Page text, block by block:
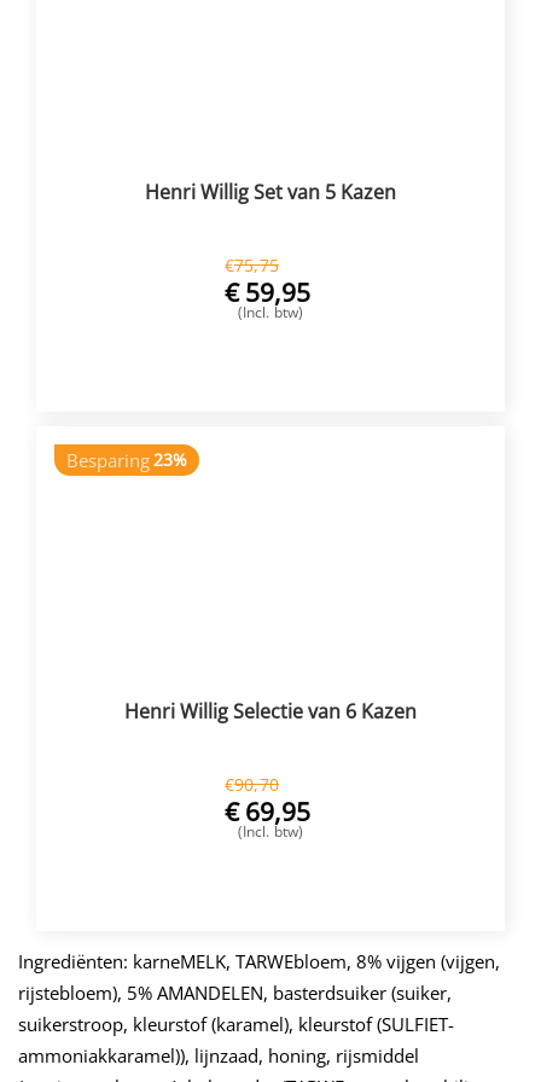
Henri Willig Set van 5 Kazen
€75,75
€59,95
(Incl. btw)
Besparing23%
Henri Willig Selectie van 6 Kazen
€90,70
€69,95
(Incl. btw)
Ingrediënten: karneMELK, TARWEbloem, 8% vijgen (vijgen,
rijstebloem), 5% AMANDELEN, basterdsuiker (suiker,
suikerstroop, kleurstof (karamel), kleurstof (SULFIET-
ammoniakkaramel)), lijnzaad, honing, rijsmiddel